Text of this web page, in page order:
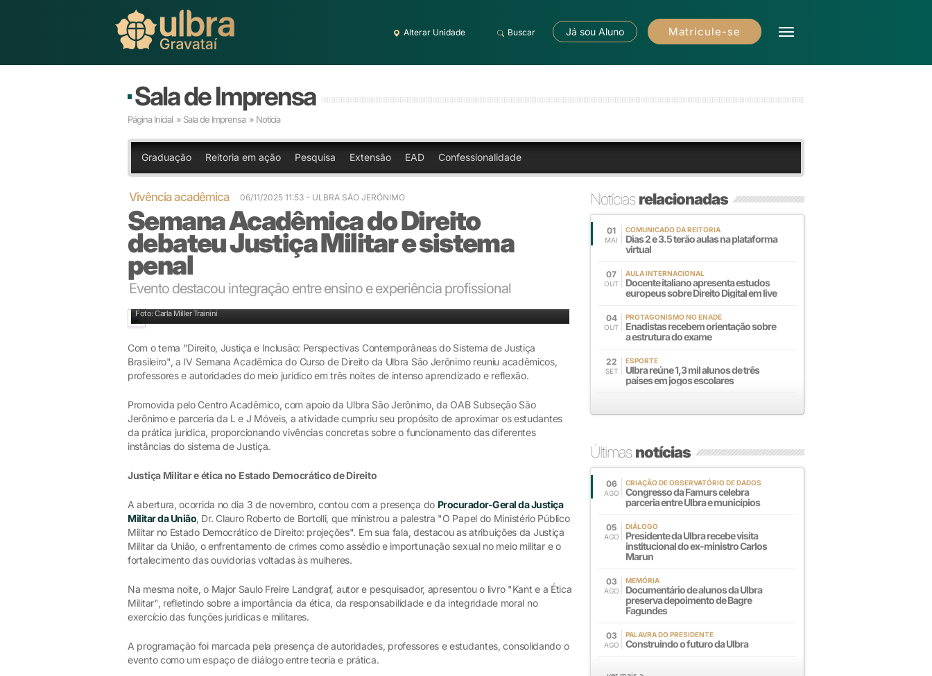
Alterar Unidade Buscar Já sou Aluno Matricule-se
Sala de Imprensa
Página Inicial » Sala de Imprensa » Notícia
Graduação Reitoria em ação Pesquisa Extensão EAD Confessionalidade
Vivência acadêmica 06/11/2025 11:53 - ULBRA SÃO JERÔNIMO
Semana Acadêmica do Direito
debateu Justiça Militar e sistema
penal
Evento destacou integração entre ensino e experiência profissional
Foto: Carla Miller Trainini
Com o tema "Direito, Justiça e Inclusão: Perspectivas Contemporâneas do Sistema de Justiça
Brasileiro", a IV Semana Acadêmica do Curso de Direito da Ulbra São Jerônimo reuniu acadêmicos,
professores e autoridades do meio jurídico em três noites de intenso aprendizado e reflexão.
Promovida pelo Centro Acadêmico, com apoio da Ulbra São Jerônimo, da OAB Subseção São
Jerônimo e parceria da L e J Móveis, a atividade cumpriu seu propósito de aproximar os estudantes
da prática jurídica, proporcionando vivências concretas sobre o funcionamento das diferentes
instâncias do sistema de Justiça.
Justiça Militar e ética no Estado Democrático de Direito
A abertura, ocorrida no dia 3 de novembro, contou com a presença do Procurador-Geral da Justiça
Militar da União, Dr. Clauro Roberto de Bortolli, que ministrou a palestra "O Papel do Ministério Público
Militar no Estado Democrático de Direito: projeções". Em sua fala, destacou as atribuições da Justiça
Militar da União, o enfrentamento de crimes como assédio e importunação sexual no meio militar e o
fortalecimento das ouvidorias voltadas às mulheres.
Na mesma noite, o Major Saulo Freire Landgraf, autor e pesquisador, apresentou o livro "Kant e a Ética
Militar", refletindo sobre a importância da ética, da responsabilidade e da integridade moral no
exercício das funções jurídicas e militares.
A programação foi marcada pela presença de autoridades, professores e estudantes, consolidando o
evento como um espaço de diálogo entre teoria e prática.
Notíciasrelacionadas
01
MAI
COMUNICADO DA REITORIA
Dias 2 e 3.5 terão aulas na plataforma
virtual
07
OUT
AULA INTERNACIONAL
Docente italiano apresenta estudos
europeus sobre Direito Digital em live
04
OUT
PROTAGONISMO NO ENADE
Enadistas recebem orientação sobre
a estrutura do exame
22
SET
ESPORTE
Ulbra reúne 1,3 mil alunos de três
países em jogos escolares
Últimasnotícias
06
AGO
CRIAÇÃO DE OBSERVATÓRIO DE DADOS
Congresso da Famurs celebra
parceria entre Ulbra e municípios
05
AGO
DIÁLOGO
Presidente da Ulbra recebe visita
institucional do ex-ministro Carlos
Marun
03
AGO
MEMÓRIA
Documentário de alunos da Ulbra
preserva depoimento de Bagre
Fagundes
03
AGO
PALAVRA DO PRESIDENTE
Construindo o futuro da Ulbra